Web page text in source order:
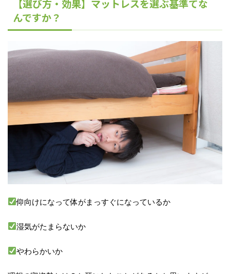
【選び方・効果】マットレスを選ぶ基準てな
んですか？
仰向けになって体がまっすぐになっているか
湿気がたまらないか
やわらかいか